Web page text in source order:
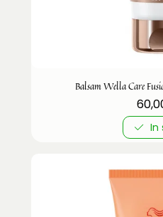
Balsam Wella Care
In